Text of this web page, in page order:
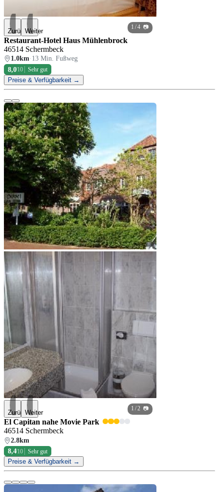
ZurückWeiter
1 / 4 📷
Restaurant-Hotel Haus Mühlenbrock
46514 Schermbeck
1.0km· 13 Min. Fußweg
8,0/10 Sehr gut
Preise & Verfügbarkeit →
ZurückWeiter
1 / 2 📷
El Capitan nahe Movie Park
46514 Schermbeck
2.8km
8,4/10 Sehr gut
Preise & Verfügbarkeit →